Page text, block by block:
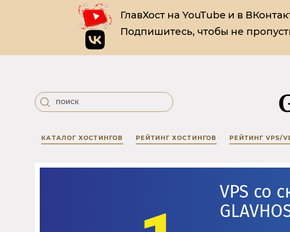
ГлавХост на YouTube и в
Подпишитесь, чтобы не
КАТАЛОГ ХОСТИНГОВ РЕЙТИНГ ХОСТИНГОВ РЕЙТИНГ VPS/
VPS со